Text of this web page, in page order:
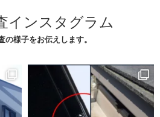
インスタグラム
の様子をお伝えします。